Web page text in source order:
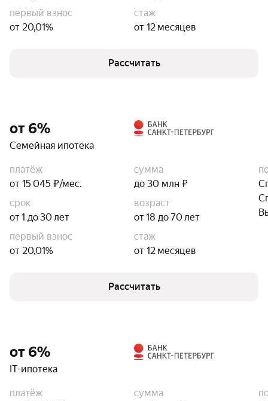
первый взнос
от 20,01%
стаж
от 12 месяцев
Рассчитать
от 6%
Семейная ипотека
платёж
от 15 045 ₽/мес.
сумма
до 30 млн ₽
срок
от 1 до 30 лет
возраст
от 18 до 70 лет
первый взнос
от 20,01%
стаж
от 12 месяцев
Рассчитать
от 6%
IT-ипотека
платёж
сумма